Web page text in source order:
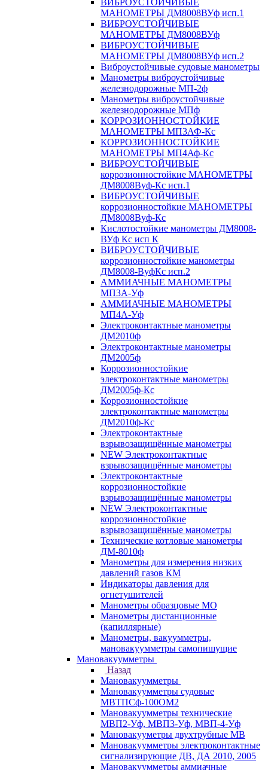
ВИБРОУСТОЙЧИВЫЕ
МАНОМЕТРЫ ДМ8008ВУф исп.1
ВИБРОУСТОЙЧИВЫЕ
МАНОМЕТРЫ ДМ8008ВУф
ВИБРОУСТОЙЧИВЫЕ
МАНОМЕТРЫ ДМ8008ВУф исп.2
Виброустойчивые судовые манометры
Манометры виброустойчивые
железнодорожные МП-2ф
Манометры виброустойчивые
железнодорожные МПф
КОРРОЗИОННОСТОЙКИЕ
МАНОМЕТРЫ МП3АФ-Кс
КОРРОЗИОННОСТОЙКИЕ
МАНОМЕТРЫ МП4Аф-Кс
ВИБРОУСТОЙЧИВЫЕ
коррозионностойкие МАНОМЕТРЫ
ДМ8008Вуф-Кс исп.1
ВИБРОУСТОЙЧИВЫЕ
коррозионностойкие МАНОМЕТРЫ
ДМ8008Вуф-Кс
Кислотостойкие манометры ДМ8008-
ВУф Кс исп К
ВИБРОУСТОЙЧИВЫЕ
коррозионностойкие манометры
ДМ8008-ВуфКс исп.2
АММИАЧНЫЕ МАНОМЕТРЫ
МП3А-Уф
АММИАЧНЫЕ МАНОМЕТРЫ
МП4А-Уф
Электроконтактные манометры
ДМ2010ф
Электроконтактные манометры
ДМ2005ф
Коррозионностойкие
электроконтактные манометры
ДМ2005ф-Кс
Коррозионностойкие
электроконтактные манометры
ДМ2010ф-Кс
Электроконтактные
взрывозащищённые манометры
NEW Электроконтактные
взрывозащищённые манометры
Электроконтактные
коррозионностойкие
взрывозащищённые манометры
NEW Электроконтактные
коррозионностойкие
взрывозащищённые манометры
Технические котловые манометры
ДМ-8010ф
Манометры для измерения низких
давлений газов КМ
Индикаторы давления для
огнетушителей
Манометры образцовые МО
Манометры дистанционные
(капиллярные)
Манометры, вакуумметры,
мановакуумметры самопишущие
Мановакуумметры
Назад
Мановакуумметры
Мановакуумметры судовые
МВТПСф-100ОМ2
Мановакуумметры технические
МВП2-Уф, МВП3-Уф, МВП-4-Уф
Мановакууметры двухтрубные МВ
Мановакуумметры электроконтактные
сигнализирующие ДВ, ДА 2010, 2005
Мановакуумметры аммиачные